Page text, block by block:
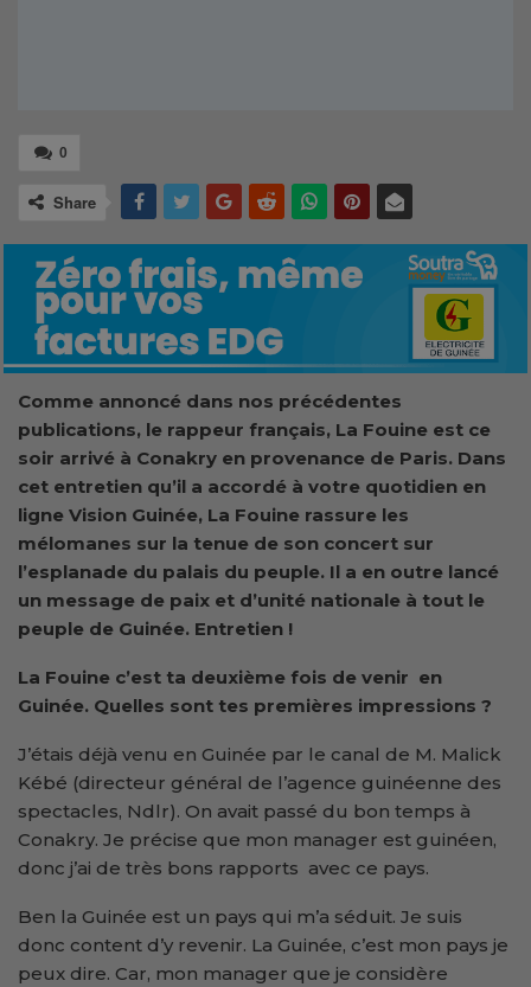
0
Share
Comme annoncé dans nos précédentes
publications, le rappeur français, La Fouine est ce
soir arrivé à Conakry en provenance de Paris. Dans
cet entretien qu’il a accordé à votre quotidien en
ligne Vision Guinée, La Fouine rassure les
mélomanes sur la tenue de son concert sur
l’esplanade du palais du peuple. Il a en outre lancé
un message de paix et d’unité nationale à tout le
peuple de Guinée. Entretien !
La Fouine c’est ta deuxième fois de venir en
Guinée. Quelles sont tes premières impressions ?
J’étais déjà venu en Guinée par le canal de M. Malick
Kébé (directeur général de l’agence guinéenne des
spectacles, Ndlr). On avait passé du bon temps à
Conakry. Je précise que mon manager est guinéen,
donc j’ai de très bons rapports avec ce pays.
Ben la Guinée est un pays qui m’a séduit. Je suis
donc content d’y revenir. La Guinée, c’est mon pays je
peux dire. Car, mon manager que je considère